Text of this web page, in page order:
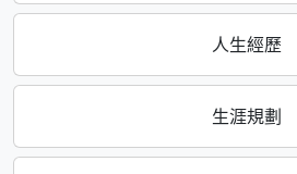
人生經歷
生涯規劃